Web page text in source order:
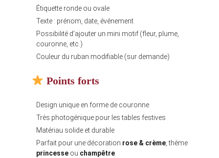
Étiquette ronde ou ovale
Texte : prénom, date, événement
Possibilité d’ajouter un mini motif (fleur, plume,
couronne, etc.)
Couleur du ruban modifiable (sur demande)
Points forts
Design unique en forme de couronne
Très photogénique pour les tables festives
Matériau solide et durable
Parfait pour une décoration rose & crème , thème
princesse ou champêtre